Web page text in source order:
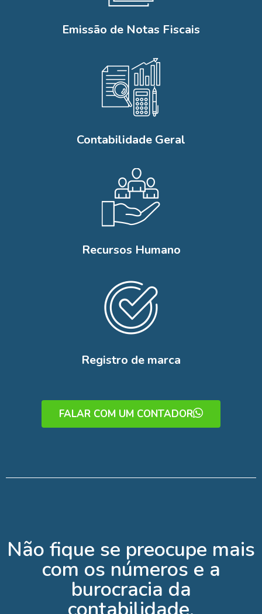
Emissão de Notas Fiscais
Contabilidade Geral
Recursos Humano
Registro de marca
FALAR COM UM CONTADOR
Não fique se preocupe mais
com os números e a
burocracia da